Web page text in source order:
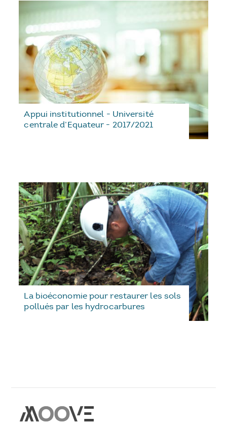
Appui institutionnel - Université
centrale d’Equateur - 2017/2021
La bioéconomie pour restaurer les sols
pollués par les hydrocarbures